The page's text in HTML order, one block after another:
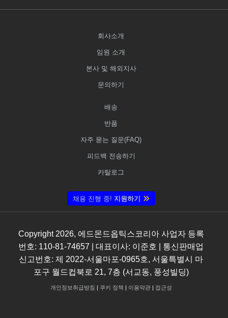
회사소개
임원 소개
본사 및 해외지사
문의하기
배송
반품
자주 묻는 질문(FAQ)
피드백 전송하기
카탈로그
채용 진행 중! 지원하기
Copyright 2026, 에드몬드옵틱스코리아 사업자 등록
번호: 110-81-74657 | 대표이사: 이준호 | 통신판매업
신고번호: 제 2022-서울마포-0965호, 서울특별시 마
포구 월드컵북로 21, 7층 (서교동, 풍성빌딩)
개인정보취급방침 | 쿠키 정책 | 이용약관| 접근성